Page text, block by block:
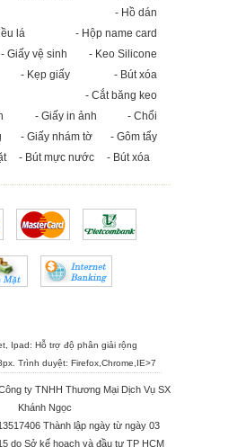
- Hồ dán
lá
- Hộp name card
- Giấy vệ sinh
- Keo Silicone
- Kẹp giấy
- Bút xóa
- Cắt băng keo
- Giấy in ảnh
- Chổi
- Giấy nhám tờ
- Gôm tẩy
- Bút mực nước - Bút xóa
Ipad: Hỗ trợ độ phân giải rộng
Trình duyệt: Firefox,Chrome,IE>7
ty TNHH Thương Mại Dịch Vụ SX
Khánh Ngọc
Thành lập ngày từ ngày 03
do Sở kế hoạch và đầu tư TP HCM